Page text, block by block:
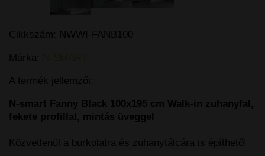
Cikkszám: NWWI-FANB100
Márka:
A termék jellemzői:
N-smart Fanny Black 100x195 cm Walk-in zuhanyfal,
fekete profillal, mintás üveggel
Közvetlenül a burkolatra és zuhanytálcára is építhető!